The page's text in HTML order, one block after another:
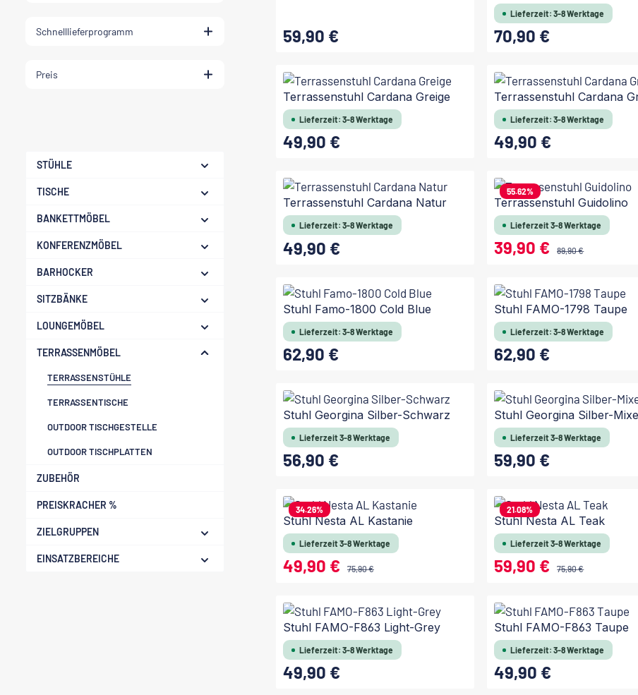
Schnelllieferprogramm
Preis
STÜHLE
TISCHE
BANKETTMÖBEL
KONFERENZMÖBEL
BARHOCKER
SITZBÄNKE
LOUNGEMÖBEL
TERRASSENMÖBEL
TERRASSENSTÜHLE
TERRASSENTISCHE
OUTDOOR TISCHGESTELLE
OUTDOOR TISCHPLATTEN
ZUBEHÖR
PREISKRACHER %
ZIELGRUPPEN
EINSATZBEREICHE
Regulärer Preis:
59,90 €
In den Warenkorb
Lieferzeit: 3-8 Werktage
Regulärer Preis:
70,90 €
In den Warenkorb
Terrassenstuhl Cardana Greige
Lieferzeit: 3-8 Werktage
Regulärer Preis:
49,90 €
In den Warenkorb
Terrassenstuhl Cardana
Lieferzeit: 3-8 Werktage
Regulärer Preis:
49,90 €
In den Warenkorb
Terrassenstuhl Cardana Natur
Lieferzeit: 3-8 Werktage
Regulärer Preis:
49,90 €
In den Warenkorb
55.62%
Terrassenstuhl Guidolino
Lieferzeit 3-8 Werktage
Verkaufspreis:
39,90 € Regulärer Preis:
89,90 €
In den Warenkorb
Stuhl Famo-1800 Cold Blue
Lieferzeit: 3-8 Werktage
Regulärer Preis:
62,90 €
In den Warenkorb
Stuhl FAMO-1798 Taupe
Lieferzeit: 3-8 Werktage
Regulärer Preis:
62,90 €
In den Warenkorb
Stuhl Georgina Silber-Schwarz
Lieferzeit 3-8 Werktage
Regulärer Preis:
56,90 €
In den Warenkorb
Stuhl Georgina Silber-
Lieferzeit 3-8 Werktage
Regulärer Preis:
59,90 €
In den Warenkorb
34.26%
Stuhl Nesta AL Kastanie
Lieferzeit 3-8 Werktage
Verkaufspreis:
49,90 € Regulärer Preis:
75,90 €
In den Warenkorb
21.08%
Stuhl Nesta AL Teak
Lieferzeit 3-8 Werktage
Verkaufspreis:
59,90 € Regulärer Preis:
75,90 €
In den Warenkorb
Stuhl FAMO-F863 Light-Grey
Lieferzeit: 3-8 Werktage
Regulärer Preis:
49,90 €
Stuhl FAMO-F863 Taupe
Lieferzeit: 3-8 Werktage
Regulärer Preis:
49,90 €